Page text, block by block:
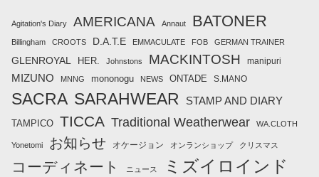
Agitation's Diary AMERICANA Annaut BATONER
Billingham CROOTS D.A.T.E EMMACULATE FOB GERMAN TRAINER
GLENROYAL HER. Johnstons MACKINTOSH manipuri
MIZUNO MNNG mononogu NEWS ONTADE S.MANO
SACRA SARAHWEAR STAMP AND DIARY
TAMPICO TICCA Traditional Weatherwear WA.CLOTH
Yonetomi お知らせ オケージョン オンランショップ クリスマス
コーディネート ニュース ミズイロインド